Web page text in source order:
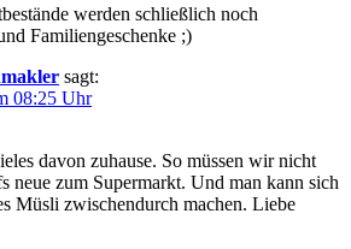
werden schließlich noch
Familiengeschenke ;)
sagt:
08:25 Uhr
davon zuhause. So müssen wir nicht
neue zum Supermarkt. Und man kann sich
Müsli zwischendurch machen. Liebe